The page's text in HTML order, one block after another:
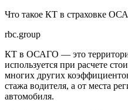
Что такое КТ в страховке
rbc.group
КТ в ОСАГО — это
используется при расчете
многих других
стажа водителя, а от места
автомобиля.